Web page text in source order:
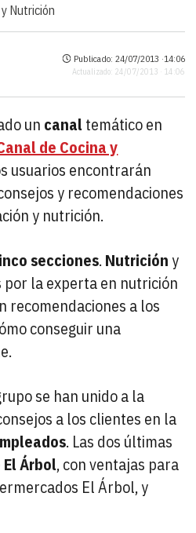
Nutrición
Publicado: 24/07/2013 ·14:06
Actualizado: 24/07/2013 · 14:06
un canaltemático en
de Cocina y
usuarios encontrarán
y recomendaciones
y nutrición.
secciones. Nutricióny
por la experta en nutrición
recomendaciones a los
conseguir una
se han unido a la
a los clientes en la
. Las dos últimas
El Árbol, con ventajas para
El Árbol, y